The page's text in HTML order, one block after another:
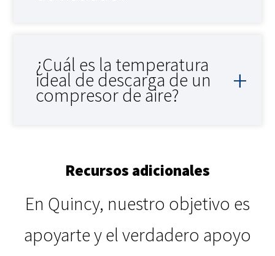
¿Cuál es la temperatura
ideal de descarga de un
compresor de aire?
Recursos adicionales
En Quincy, nuestro objetivo es
apoyarte y el verdadero apoyo